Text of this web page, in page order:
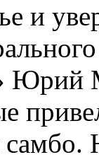
и
Юрий